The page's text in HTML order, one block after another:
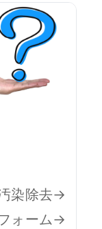
染除去→
ォーム→